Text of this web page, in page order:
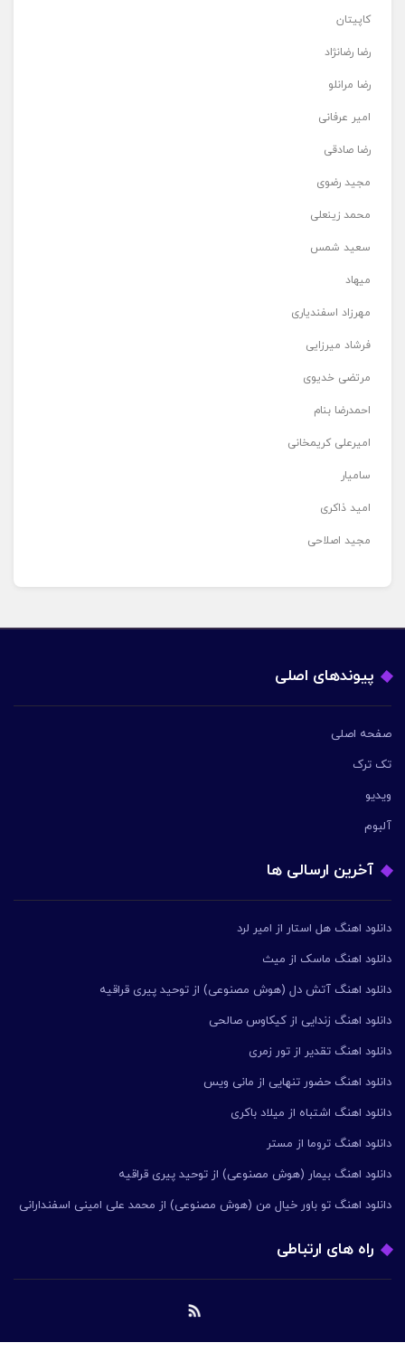
کاپیتان
رضا رضانژاد
رضا مرانلو
امیر عرفانی
رضا صادقی
مجید رضوی
محمد زینعلی
سعید شمس
میهاد
مهرزاد اسفندیاری
فرشاد میرزایی
مرتضی خدیوی
احمدرضا بنام
امیرعلی کریمخانی
سامیار
امید ذاکری
مجید اصلاحی
پیوندهای اصلی
صفحه اصلی
تک ترک
ویدیو
آلبوم
آخرین ارسالی ها
دانلود اهنگ هل استار از امیر لرد
دانلود اهنگ ماسک از میث
دانلود اهنگ آتش دل (هوش مصنوعی) از توحید پیری قراقیه
دانلود اهنگ زندایی از کیکاوس صالحی
دانلود اهنگ تقدیر از تور زمری
دانلود اهنگ حضور تنهایی از مانی ویس
دانلود اهنگ اشتباه از میلاد باکری
دانلود اهنگ تروما از مستر
دانلود اهنگ بیمار (هوش مصنوعی) از توحید پیری قراقیه
دانلود اهنگ تو باور خیال من (هوش مصنوعی) از محمد علی امینی اسفندارانی
راه های ارتباطی